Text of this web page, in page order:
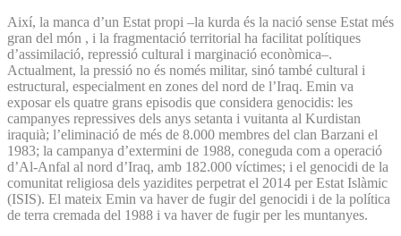
Així, la manca d’un Estat propi –la kurda és la nació sense Estat més
gran del món , i la fragmentació territorial ha facilitat polítiques
d’assimilació, repressió cultural i marginació econòmica–.
Actualment, la pressió no és només militar, sinó també cultural i
estructural, especialment en zones del nord de l’Iraq. Emin va
exposar els quatre grans episodis que considera genocidis: les
campanyes repressives dels anys setanta i vuitanta al Kurdistan
iraquià; l’eliminació de més de 8.000 membres del clan Barzani el
1983; la campanya d’extermini de 1988, coneguda com a operació
d’Al-Anfal al nord d’Iraq, amb 182.000 víctimes; i el genocidi de la
comunitat religiosa dels yazidites perpetrat el 2014 per Estat Islàmic
(ISIS). El mateix Emin va haver de fugir del genocidi i de la política
de terra cremada del 1988 i va haver de fugir per les muntanyes.